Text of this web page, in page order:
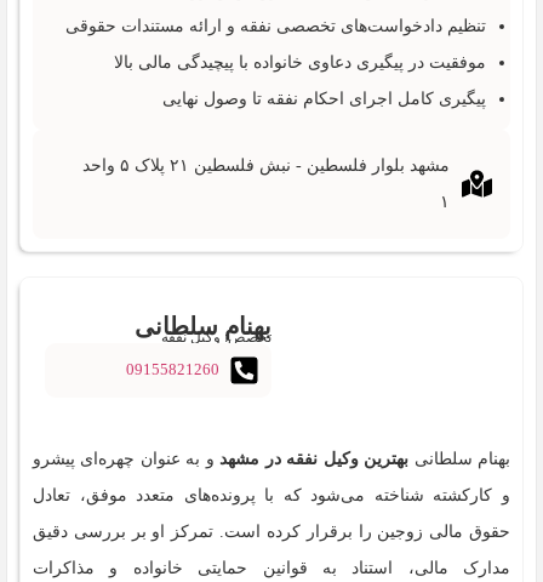
تنظیم دادخواست‌های تخصصی نفقه و ارائه مستندات حقوقی
موفقیت در پیگیری دعاوی خانواده با پیچیدگی مالی بالا
پیگیری کامل اجرای احکام نفقه تا وصول نهایی
مشهد بلوار فلسطین - نبش فلسطین ۲۱ پلاک ۵ واحد
۱
بهنام سلطانی
تخصص: وکیل نفقه
09155821260
بهنام سلطانی بهترین وکیل نفقه در مشهدو به عنوان چهره‌ای پیشرو
و کارکشته شناخته می‌شود که با پرونده‌های متعدد موفق، تعادل
حقوق مالی زوجین را برقرار کرده است. تمرکز او بر بررسی دقیق
مدارک مالی، استناد به قوانین حمایتی خانواده و مذاکرات